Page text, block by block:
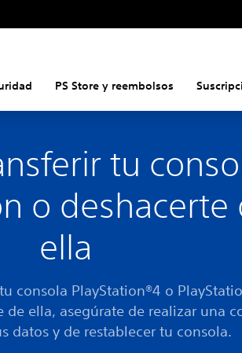
PS Store y reembolsos
tu
o deshacerte
ella
consola PlayStation®4 o
de ella, asegúrate de realizar una
datos y de restablecer tu consola.